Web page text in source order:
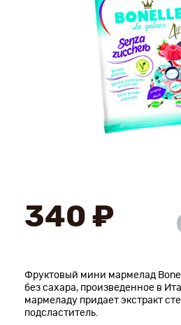
О нас
340 ₽
Фруктовый мини мармелад
без сахара, произведенное в
мармеладу придает экстракт
подсластитель.